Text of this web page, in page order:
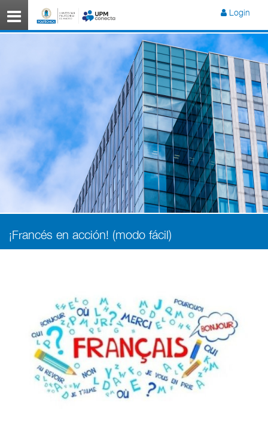
Menú Login
¡Francés en acción! (modo fácil)